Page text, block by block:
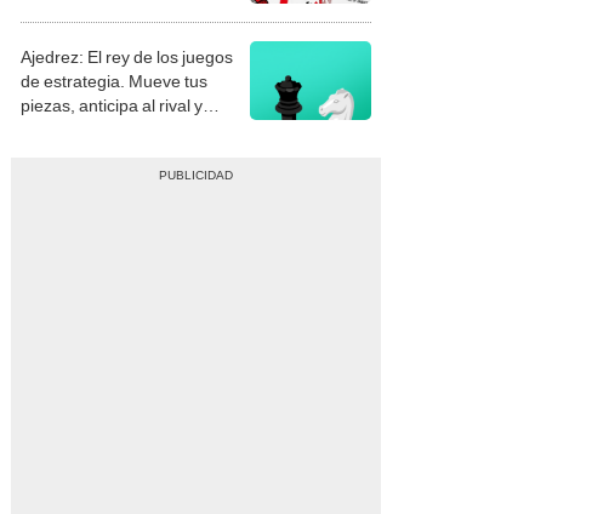
Ajedrez: El rey de los juegos
de estrategia. Mueve tus
piezas, anticipa al rival y